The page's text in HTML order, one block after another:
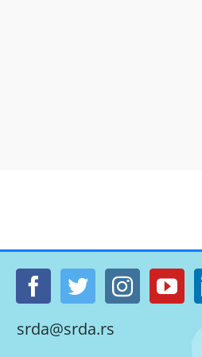
srda@srda.rs